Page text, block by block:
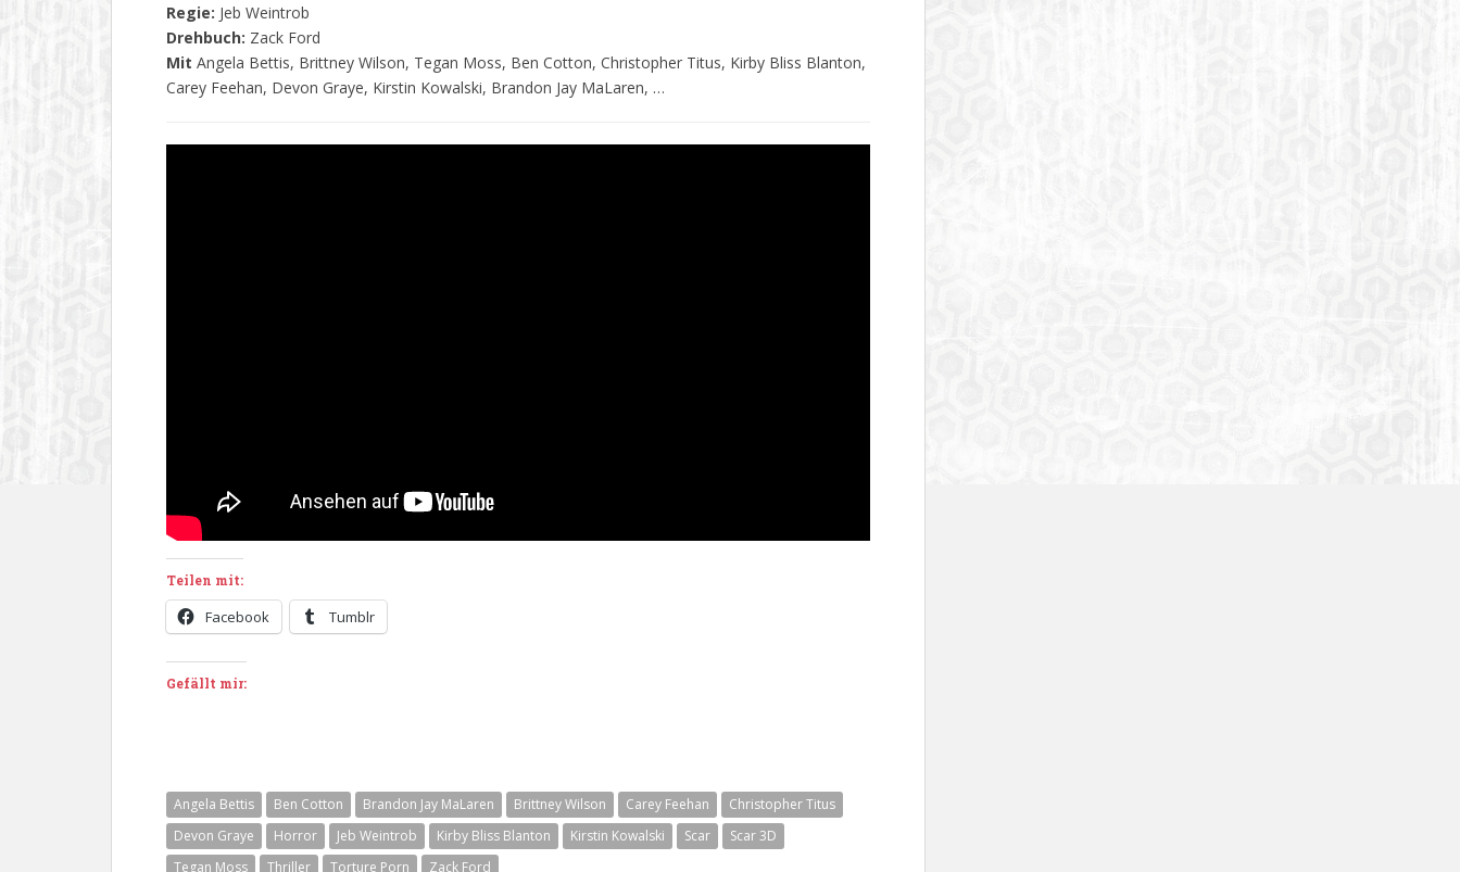
Regie: Jeb Weintrob
Drehbuch: Zack Ford
Mit Angela Bettis, Brittney Wilson, Tegan Moss, Ben Cotton, Christopher Titus, Kirby Bliss Blanton,
Carey Feehan, Devon Graye, Kirstin Kowalski, Brandon Jay MaLaren, …
Teilen mit:
Facebook Tumblr
Gefällt mir:
Angela Bettis Ben Cotton Brandon Jay MaLaren Brittney Wilson Carey Feehan
Christopher Titus
Devon Graye
Horror Jeb Weintrob Kirby Bliss Blanton Kirstin Kowalski Scar
Scar 3D
Tegan Moss
Thriller Torture Porn Zack Ford